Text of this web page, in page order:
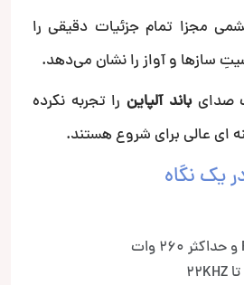
مجزا تمام جزئیات دقیقی را
سازها و آواز را نشان می‌دهد.
صدایباند آلپاینرا تجربه نکرده
ای عالی برای شروع هستند.